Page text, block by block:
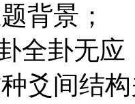
背景；
全卦无
爻间结